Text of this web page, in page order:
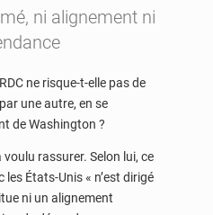
ni alignement ni
ne risque-t-elle pas de
une autre, en se
de Washington ?
voulu rassurer. Selon lui, ce
États-Unis « n’est dirigé
ni un alignement